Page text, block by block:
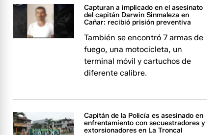
Capturan a implicado en el asesinato
del capitán Darwin Sinmaleza en
Cañar: recibió prisión preventiva
También se encontró 7 armas de
fuego, una motocicleta, un
terminal móvil y cartuchos de
diferente calibre.
Capitán de la Policía es asesinado en
enfrentamiento con secuestradores y
extorsionadores en La Troncal